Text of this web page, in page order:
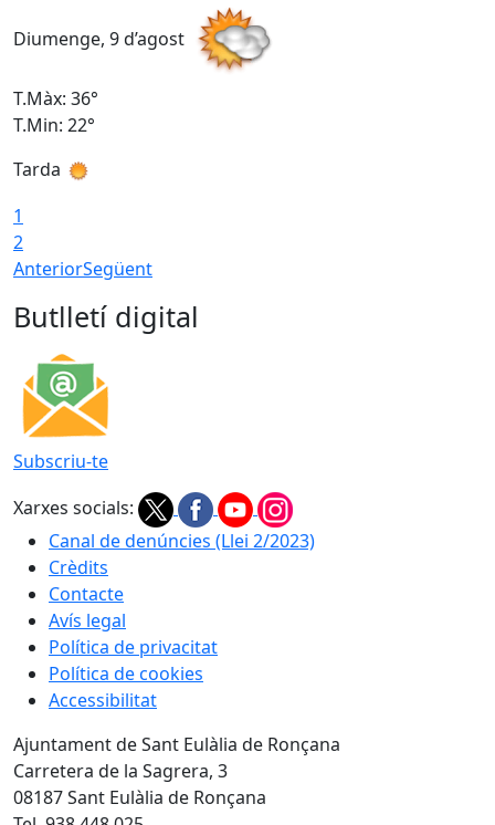
Diumenge, 9 d’agost
T.Màx: 36°
T.Min: 22°
Tarda
1
2
AnteriorSegüent
Butlletí digital
Subscriu-te
Xarxes socials:
Canal de denúncies (Llei 2/2023)
Crèdits
Contacte
Avís legal
Política de privacitat
Política de cookies
Accessibilitat
Ajuntament de Sant Eulàlia de Ronçana
Carretera de la Sagrera, 3
08187 Sant Eulàlia de Ronçana